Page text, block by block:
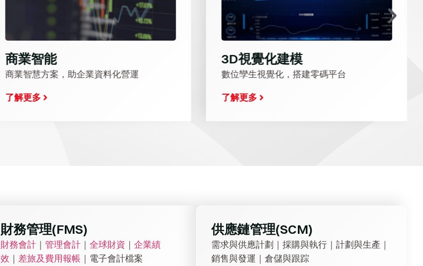
商業智能
商業智慧方案，助企業資料化營運
了解更多
3D視覺化建模
數位孿生視覺化，搭建零碼平台
了解更多
財務管理(FMS)
財務會計｜ 管理會計｜ 全球財資 ｜ 企業績
效 ｜ 差旅及費用報帳 ｜電子會計檔案
供應鏈管理(SCM)
需求與供應計劃｜採購與執行｜計劃與生產｜
銷售與發運｜倉儲與跟踪